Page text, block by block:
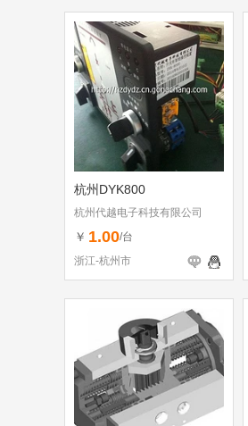
杭州DYK800
杭州代越电子科技有限公司
￥ 1.00/台
浙江-杭州市